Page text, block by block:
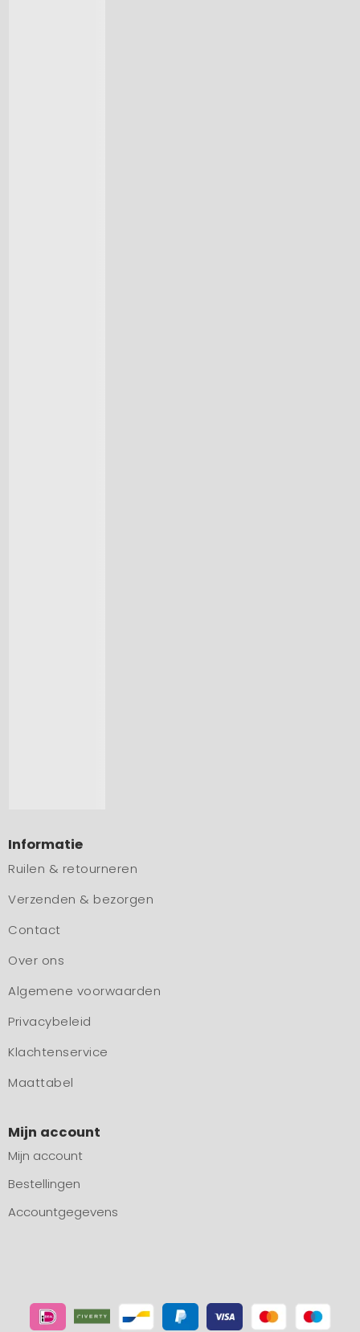
Informatie
Ruilen & retourneren
Verzenden & bezorgen
Contact
Over ons
Algemene voorwaarden
Privacybeleid
Klachtenservice
Maattabel
Mijn account
Mijn account
Bestellingen
Accountgegevens